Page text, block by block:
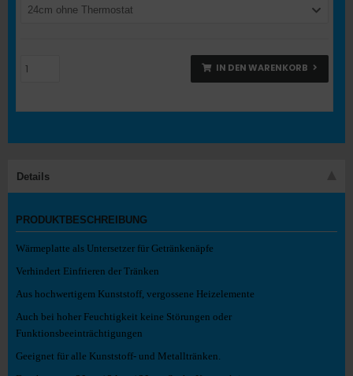
24cm ohne Thermostat
IN DEN WARENKORB
Details
PRODUKTBESCHREIBUNG
Wärmeplatte als Untersetzer für Getränkenäpfe
Verhindert Einfrieren der Tränken
Aus hochwertigem Kunststoff, vergossene Heizelemente
Auch bei hoher Feuchtigkeit keine Störungen oder
Funktionsbeeinträchtigungen
Geeignet für alle Kunststoff- und Metalltränken.